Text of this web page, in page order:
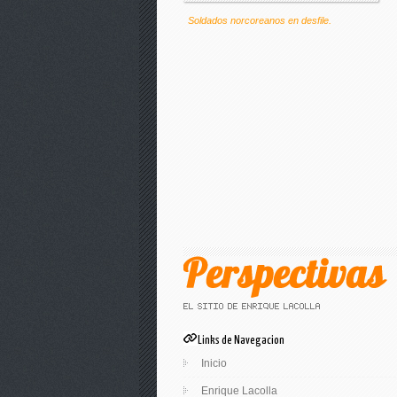
Soldados norcoreanos en desfile.
Links de Navegacion
Inicio
Enrique Lacolla